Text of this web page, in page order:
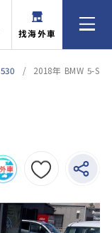
找海外車
530 2018年 BMW 5-